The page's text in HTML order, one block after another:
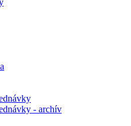
- archív